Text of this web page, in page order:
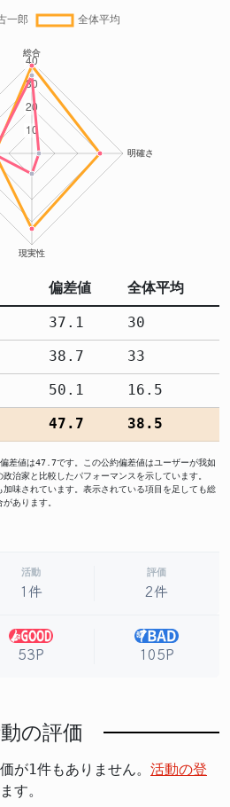
偏差値 全体平均
37.1
30
38.7
33
50.1
16.5
47.7 38.5
差値は47.7です。この公約偏差値はユーザーが我如
治家と比較したパフォーマンスを示しています。
味されています。表示されている項目を足しても総
あります。
活動
1件
評価
2件
53P 105P
の評価
が1件もありません。 活動の登
す。